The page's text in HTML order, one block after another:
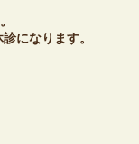
になります。